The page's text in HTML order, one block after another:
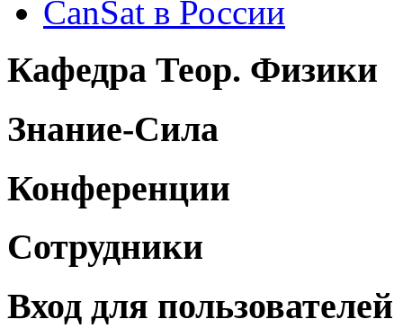
CanSat в России
Кафедра Теор. Физики
Знание-Сила
Конференции
Сотрудники
Вход для пользователей